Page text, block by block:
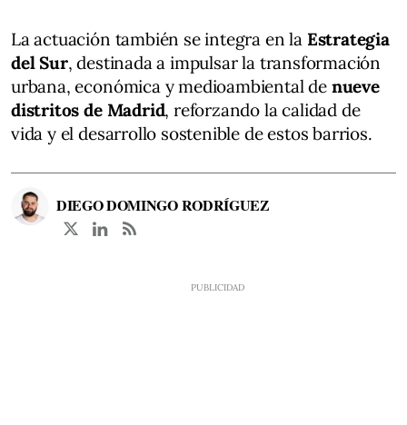
La actuación también se integra en la Estrategia
del Sur, destinada a impulsar la transformación
urbana, económica y medioambiental de nueve
distritos de Madrid, reforzando la calidad de
vida y el desarrollo sostenible de estos barrios.
DIEGO DOMINGO RODRÍGUEZ